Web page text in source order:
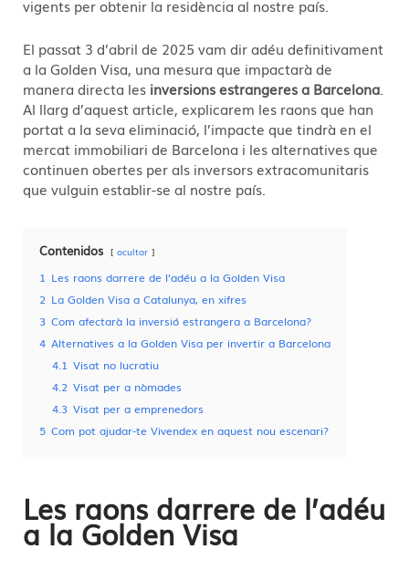
vigents per obtenir la residència al nostre país.
El passat 3 d’abril de 2025 vam dir adéu definitivament
a la Golden Visa, una mesura que impactarà de
manera directa les inversions estrangeres a Barcelona
Al llarg d’aquest article, explicarem les raons que han
portat a la seva eliminació, l’impacte que tindrà en el
mercat immobiliari de Barcelona i les alternatives que
continuen obertes per als inversors extracomunitaris
que vulguin establir-se al nostre país.
Contenidos ocultar
1 Les raons darrere de l’adéu a la Golden Visa
2 La Golden Visa a Catalunya, en xifres
3 Com afectarà la inversió estrangera a Barcelona?
4 Alternatives a la Golden Visa per invertir a Barcelona
4.1 Visat no lucratiu
4.2 Visat per a nòmades
4.3 Visat per a emprenedors
5 Com pot ajudar-te Vivendex en aquest nou escenari?
Les raons darrere de l’adéu
a la Golden Visa